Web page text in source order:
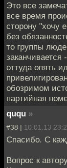
Это все
все время
сторону "хочу
без
то группы
оттуда опять
обозримом
партийная
ququ »
#38 | 10.01.13
Спасибо. С
Вопрос к